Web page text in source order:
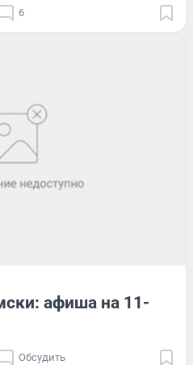
6
афиша на 11-
Обсудить